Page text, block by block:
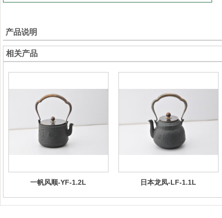
产品说明
相关产品
一帆风顺-YF-1.2L 日本龙凤-LF-1.1L